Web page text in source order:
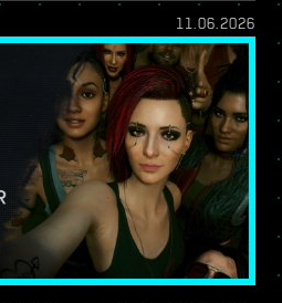
11.06.2026